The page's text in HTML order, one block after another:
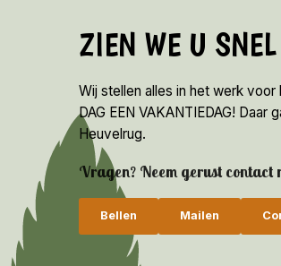
ZIEN WE U
Wij stellen alles in het werk
DAG EEN VAKANTIEDAG!
Heuvelrug.
Vragen? Neem gerust contact
Bellen Mailen